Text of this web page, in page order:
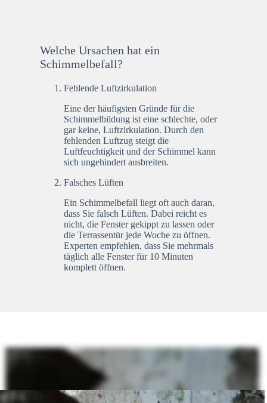
Welche Ursachen hat ein
Schimmelbefall?
Fehlende Luftzirkulation
Eine der häufigsten Gründe für die
Schimmelbildung ist eine schlechte, oder
gar keine, Luftzirkulation. Durch den
fehlenden Luftzug steigt die
Luftfeuchtigkeit und der Schimmel kann
sich ungehindert ausbreiten.
Falsches Lüften
Ein Schimmelbefall liegt oft auch daran,
dass Sie falsch Lüften. Dabei reicht es
nicht, die Fenster gekippt zu lassen oder
die Terrassentür jede Woche zu öffnen.
Experten empfehlen, dass Sie mehrmals
täglich alle Fenster für 10 Minuten
komplett öffnen.